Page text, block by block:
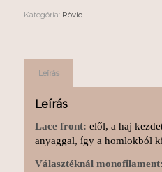
Kategória: Rövid
Leírás
Leírás
Lace front: elől, a haj
anyaggal, így a homlokból
Választéknál monofilament: